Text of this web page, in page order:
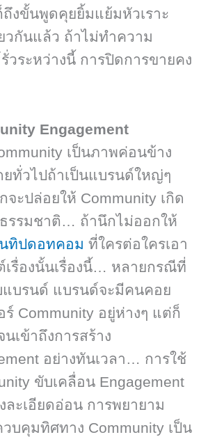
งขั้นพูดคุยยิ้มแย้มหัวเราะ
ยวกันแล้ว ถ้าไม่ทำความ
วระหว่างนี้ การปิดการขายคง
Engagement
เป็นภาพค่อนข้าง
ยทั่วไปถ้าเป็นแบรนด์ใหญ่ๆ
จะปล่อยให้ Community เกิด
รรมชาติ… ถ้านึกไม่ออกให้
ทิปดอทคอม ที่ใครต่อใครเอา
เรื่องนั้นเรื่องนี้… หลายกรณีที่
แบรนด์ แบรนด์จะมีคนคอย
ร์ Community อยู่ห่างๆ แต่ก็
เข้าถึงการสร้าง
อย่างทันเวลา… การใช้
ขับเคลื่อน Engagement
งละเอียดอ่อน การพยายาม
วบคุมทิศทาง Community เป็น